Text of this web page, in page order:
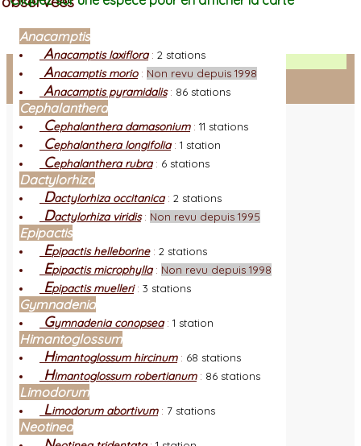
Facebook
Connexion adhérent
Anacamptis
Anacamptis laxiflora: 2 stations
Anacamptis morio: Non revu depuis 1998
Anacamptis pyramidalis: 86 stations
Cephalanthera
Cephalanthera damasonium: 11 stations
Cephalanthera longifolia: 1 station
Cephalanthera rubra: 6 stations
Dactylorhiza
Dactylorhiza occitanica: 2 stations
Dactylorhiza viridis: Non revu depuis 1995
Epipactis
Epipactis helleborine: 2 stations
Epipactis microphylla: Non revu depuis 1998
Epipactis muelleri: 3 stations
Gymnadenia
Gymnadenia conopsea: 1 station
Himantoglossum
Himantoglossum hircinum: 68 stations
Himantoglossum robertianum: 86 stations
Limodorum
Limodorum abortivum: 7 stations
Neotinea